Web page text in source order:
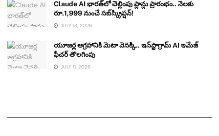
Claude AI భారత్‌లో చెల్లింపు ప్లాన్లు ప్రారంభం.. నెలకు
రూ.1,999 నుంచే సబ్‌స్క్రిప్షన్!
JULY 13, 2026
యూజర్ల ఆగ్రహానికి మెటా వెనక్కి.. ఇన్‌స్టాగ్రామ్ AI ఇమేజ్
ఫీచర్ తొలగింపు
JULY 11, 2026